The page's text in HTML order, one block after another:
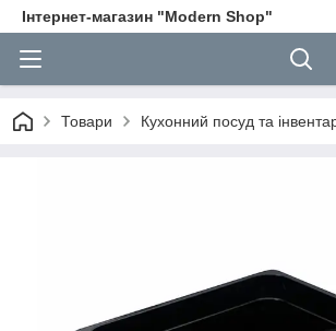
Інтернет-магазин "Modern Shop"
Товари Кухонний посуд та